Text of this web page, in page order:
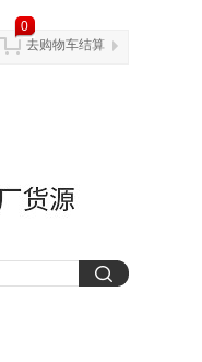
0
去购物车结算